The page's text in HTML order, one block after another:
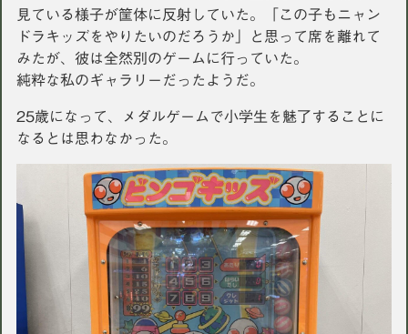
見ている様子が筐体に反射していた。「この子もニャン
ドラキッズをやりたいのだろうか」と思って席を離れて
みたが、彼は全然別のゲームに行っていた。
純粋な私のギャラリーだったようだ。
25歳になって、メダルゲームで小学生を魅了することに
なるとは思わなかった。